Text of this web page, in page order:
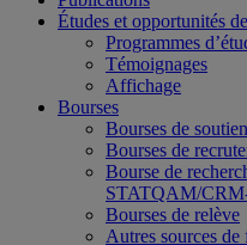
Études et opportunités
Programmes
Témoignages
Affichage
Bourses
Bourses de soutien
Bourses de
Bourse de
STATQAM/
Bourses de relève
Autres sources de